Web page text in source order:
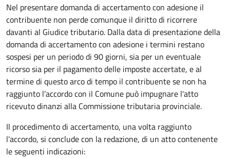
Nel presentare domanda di accertamento con adesione il
contribuente non perde comunque il diritto di ricorrere
davanti al Giudice tributario. Dalla data di presentazione della
domanda di accertamento con adesione i termini restano
sospesi per un periodo di 90 giorni, sia per un eventuale
ricorso sia per il pagamento delle imposte accertate, e al
termine di questo arco di tempo il contribuente se non ha
raggiunto l’accordo con il Comune può impugnare l'atto
ricevuto dinanzi alla Commissione tributaria provinciale.
Il procedimento di accertamento, una volta raggiunto
l'accordo, si conclude con la redazione, di un atto contenente
le seguenti indicazioni: